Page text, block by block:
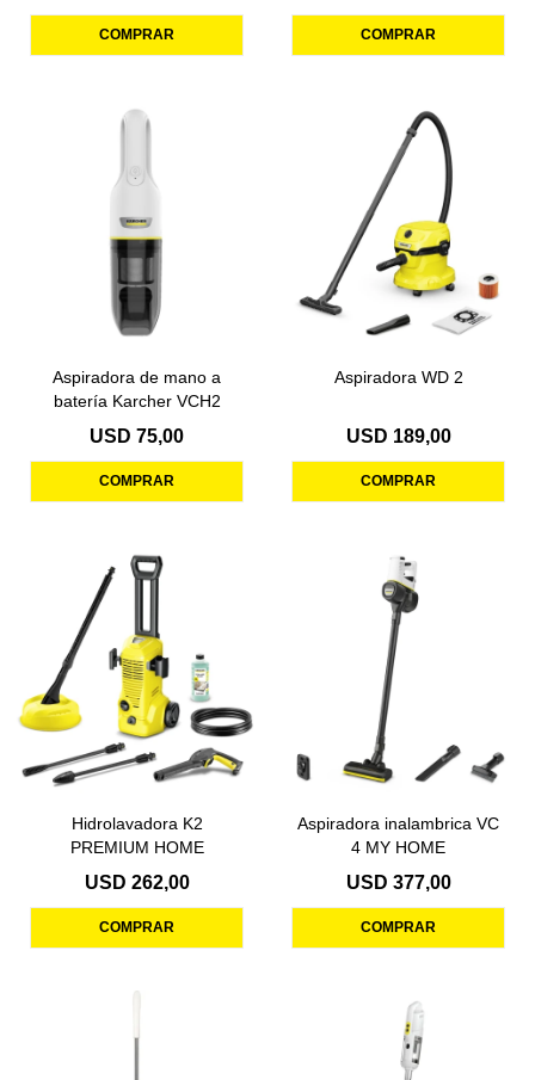
Aspiradora de mano a
batería Karcher VCH2
USD 75,00
Aspiradora WD 2
USD 189,00
Hidrolavadora K2
PREMIUM HOME
USD 262,00
Aspiradora inalambrica VC
4 MY HOME
USD 377,00